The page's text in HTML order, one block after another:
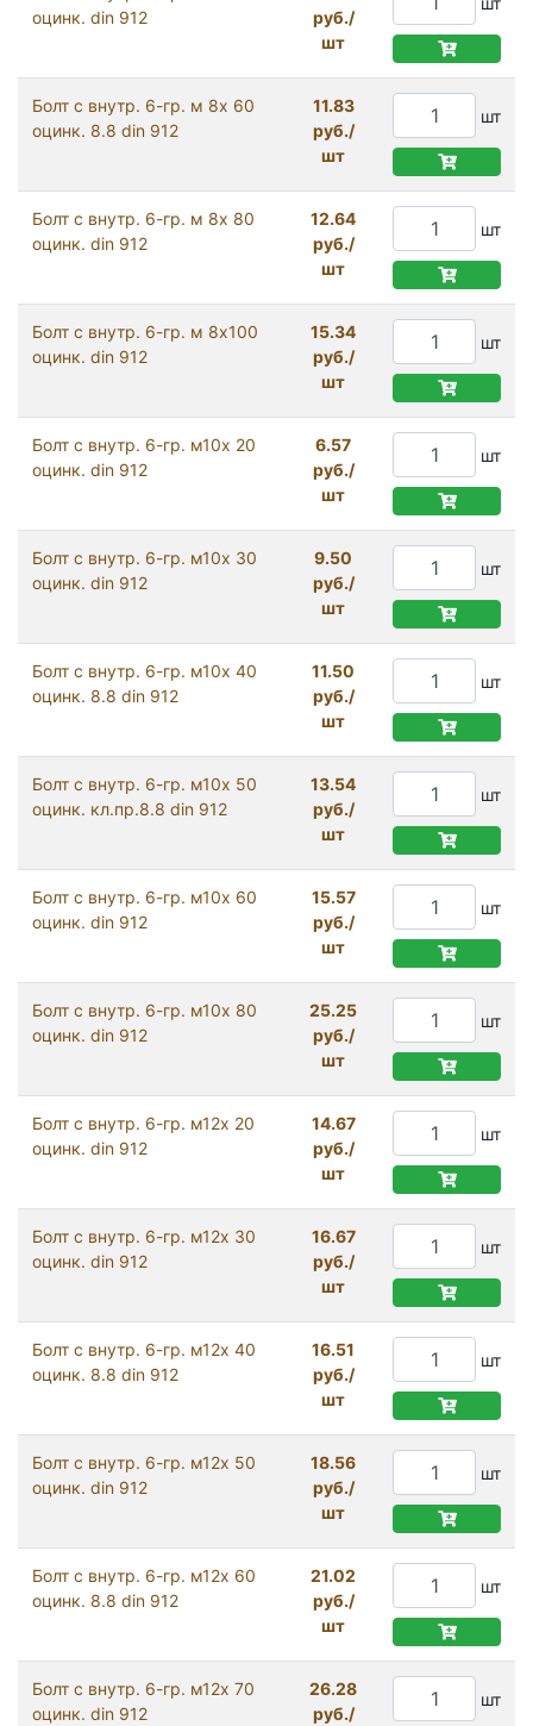
оцинк. din 912
руб./
шт
Болт с внутр. 6-гр. м 8х 60
оцинк. 8.8 din 912
11.83
руб./
шт
шт
Болт с внутр. 6-гр. м 8х 80
оцинк. din 912
12.64
руб./
шт
шт
Болт с внутр. 6-гр. м 8х100
оцинк. din 912
15.34
руб./
шт
шт
Болт с внутр. 6-гр. м10х 20
оцинк. din 912
6.57
руб./
шт
шт
Болт с внутр. 6-гр. м10х 30
оцинк. din 912
9.50
руб./
шт
шт
Болт с внутр. 6-гр. м10х 40
оцинк. 8.8 din 912
11.50
руб./
шт
шт
Болт с внутр. 6-гр. м10х 50
оцинк. кл.пр.8.8 din 912
13.54
руб./
шт
шт
Болт с внутр. 6-гр. м10х 60
оцинк. din 912
15.57
руб./
шт
шт
Болт с внутр. 6-гр. м10х 80
оцинк. din 912
25.25
руб./
шт
шт
Болт с внутр. 6-гр. м12х 20
оцинк. din 912
14.67
руб./
шт
шт
Болт с внутр. 6-гр. м12х 30
оцинк. din 912
16.67
руб./
шт
шт
Болт с внутр. 6-гр. м12х 40
оцинк. 8.8 din 912
16.51
руб./
шт
шт
Болт с внутр. 6-гр. м12х 50
оцинк. din 912
18.56
руб./
шт
шт
Болт с внутр. 6-гр. м12х 60
оцинк. 8.8 din 912
21.02
руб./
шт
шт
Болт с внутр. 6-гр. м12х 70
оцинк. din 912
26.28
руб./
шт